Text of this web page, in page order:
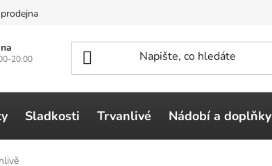
20:00
Sladkosti Trvanlivé Nádobí a doplňky